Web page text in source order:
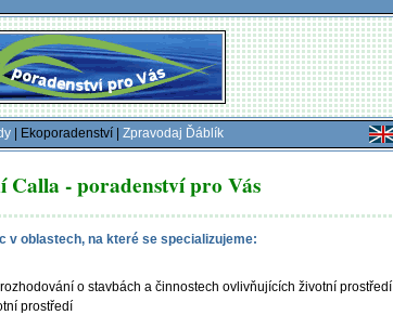
| Ekoporadenství | Zpravodaj Ďáblík
- poradenství pro Vás
v oblastech, na které se specializujeme:
o stavbách a činnostech ovlivňujících životní prostředí
prostředí